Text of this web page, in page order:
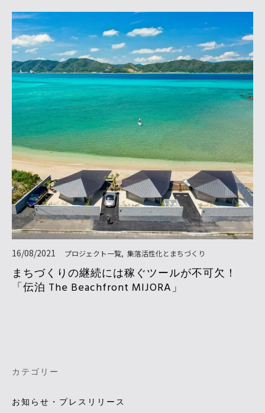
16/08/2021 プロジェクト一覧 集落活性化とまちづくり
まちづくりの継続には稼ぐツールが不可欠！
「伝泊 The Beachfront MIJORA」
カテゴリー
お知らせ・プレスリリース